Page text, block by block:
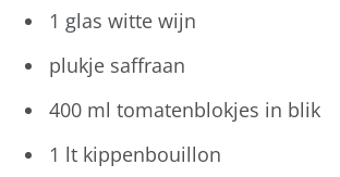
1 glas witte wijn
plukje saffraan
400 ml tomatenblokjes in blik
1 lt kippenbouillon